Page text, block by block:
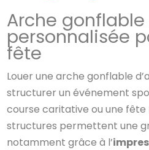
Arche gonflable
personnalisée
fête
Louer une arche gonflable
structurer un événement
course caritative ou une fête
structures permettent une
notamment grâce à l’